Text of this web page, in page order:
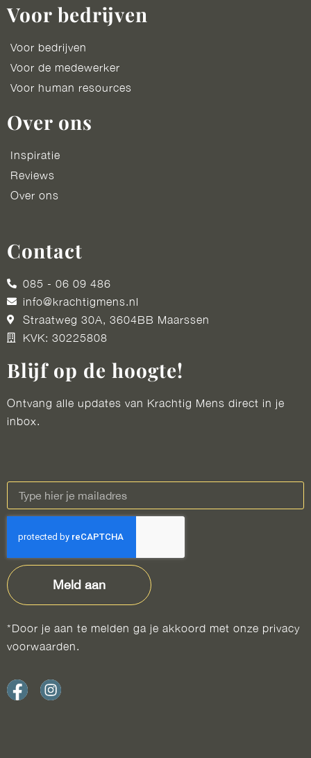
Voor bedrijven
Voor bedrijven
Voor de medewerker
Voor human resources
Over ons
Inspiratie
Reviews
Over ons
Contact
085 - 06 09 486
info@krachtigmens.nl
Straatweg 30A, 3604BB Maarssen
KVK: 30225808
Blijf op de hoogte!
Ontvang alle updates van Krachtig Mens direct in je
inbox.
Meld aan
*Door je aan te melden ga je akkoord met onze privacy
voorwaarden.